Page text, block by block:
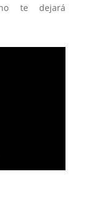
te dejará